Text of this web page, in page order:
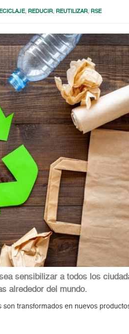
, REDUCIR, REUTILIZAR, RSE
sensibilizar a todos los
alrededor del mundo.
son transformados en nuevos